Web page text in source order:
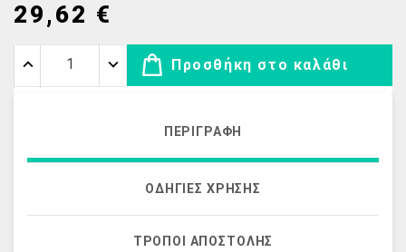
29,62 €
Προσθήκη στο καλάθι
ΠΕΡΙΓΡΑΦΉ
ΟΔΗΓΊΕΣ ΧΡΉΣΗΣ
ΤΡΌΠΟΙ ΑΠΟΣΤΟΛΉΣ